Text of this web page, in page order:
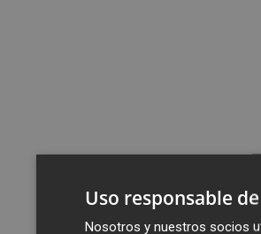
Uso responsable
Nosotros y nuestros socios